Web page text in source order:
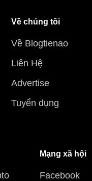
Về chúng tôi
Về Blogtienao
Liên Hệ
Advertise
Tuyển dụng
Mạng xã hội
Facebook